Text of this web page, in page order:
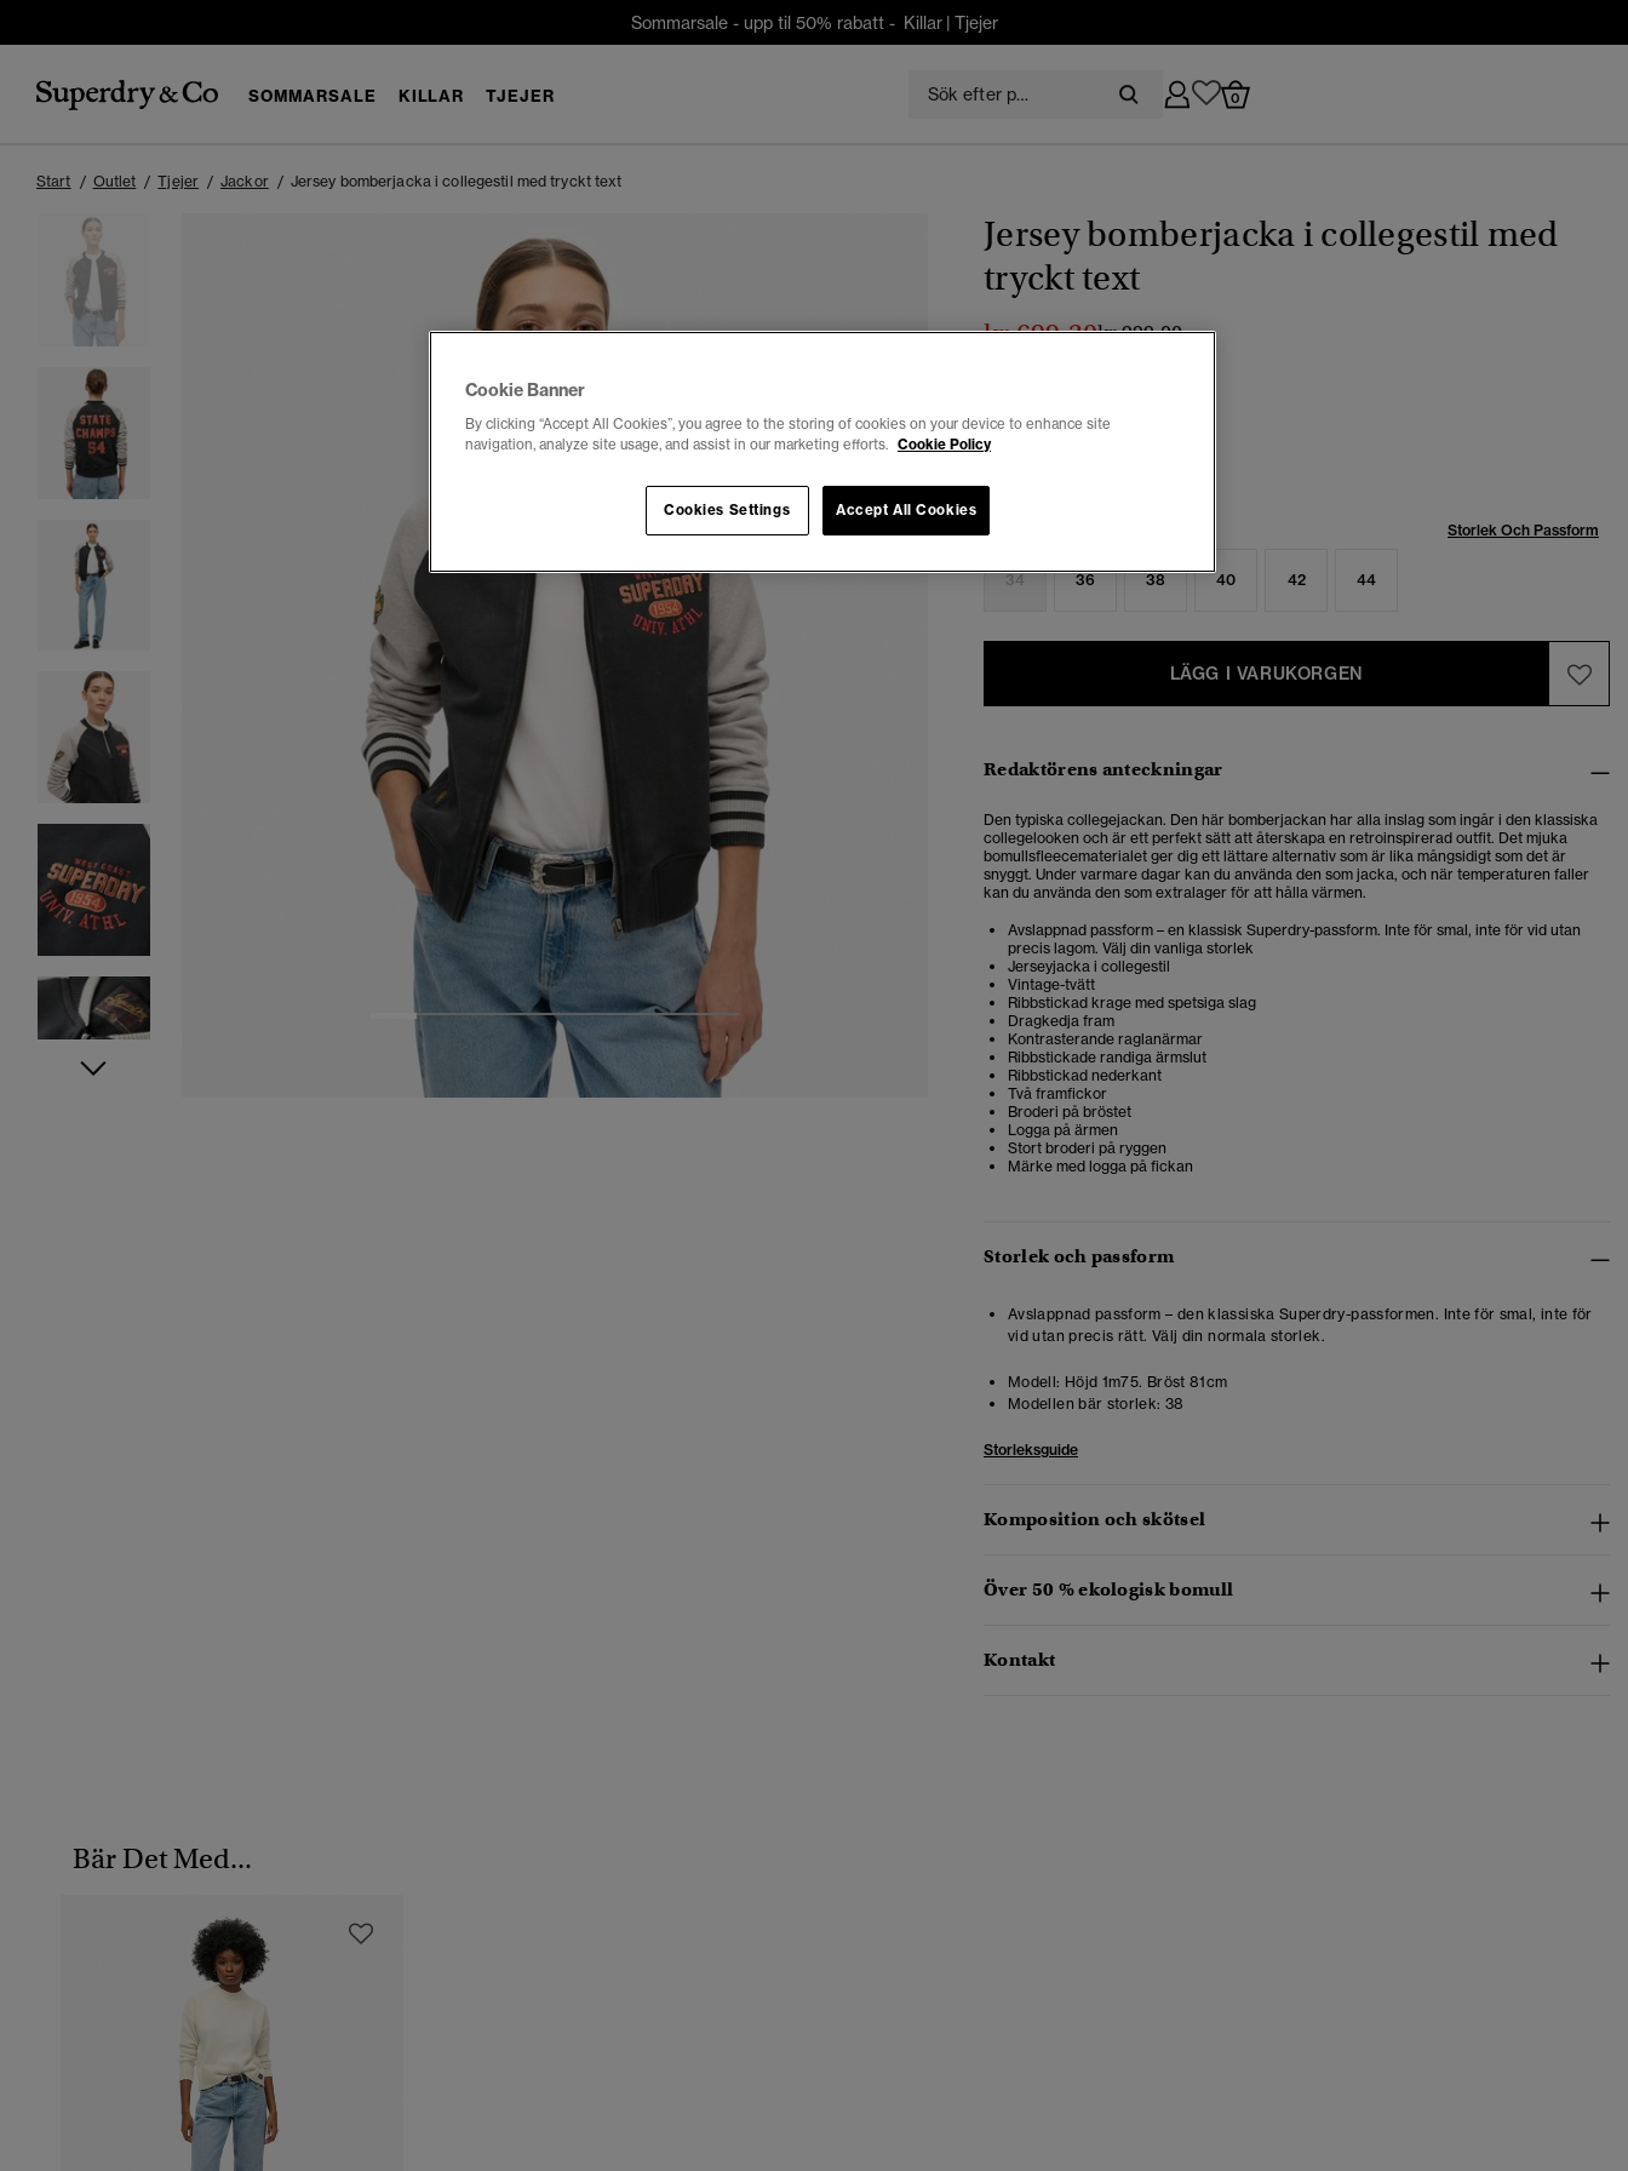
Sommarsale - upp til 50% rabatt - Killar| Tjejer
SOMMARSALE KILLAR TJEJER 0
Start Outlet Tjejer Jackor Jersey bomberjacka i collegestil med tryckt text
4 5 7 8
Jersey bomberjacka i collegestil med
tryckt text
kr 699,30Pris reducerat från
kr 999,00till
Storlek Och Passform
34 36 38 40 42 44
LÄGG I VARUKORGEN
Redaktörens anteckningar
Den typiska collegejackan. Den här bomberjackan har alla inslag som ingår i den klassiska
collegelooken och är ett perfekt sätt att återskapa en retroinspirerad outfit. Det mjuka
bomullsfleecematerialet ger dig ett lättare alternativ som är lika mångsidigt som det är
snyggt. Under varmare dagar kan du använda den som jacka, och när temperaturen faller
kan du använda den som extralager för att hålla värmen.
Avslappnad passform – en klassisk Superdry-passform. Inte för smal, inte för vid utan
precis lagom. Välj din vanliga storlek
Jerseyjacka i collegestil
Vintage-tvätt
Ribbstickad krage med spetsiga slag
Dragkedja fram
Kontrasterande raglanärmar
Ribbstickade randiga ärmslut
Ribbstickad nederkant
Två framfickor
Broderi på bröstet
Logga på ärmen
Stort broderi på ryggen
Märke med logga på fickan
Storlek och passform
Avslappnad passform – den klassiska Superdry-passformen. Inte för smal, inte för
vid utan precis rätt. Välj din normala storlek.
Modell: Höjd 1m75. Bröst 81cm
Modellen bär storlek: 38
Storleksguide
Komposition och skötsel
Över 50 % ekologisk bomull
Kontakt
Bär Det Med...
Cookie Banner
By clicking “Accept All Cookies”, you agree to the storing of cookies on your device to enhance site
navigation, analyze site usage, and assist in our marketing efforts. Cookie Policy
Accept All Cookies
Cookies Settings